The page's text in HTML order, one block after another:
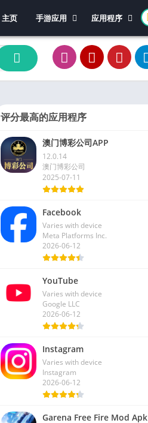
主页
手游应用
休闲游戏
冒险游戏
教育游戏
角色扮演
文字游戏
竞速游戏
策略游戏
应用程序
体育
办公
评分最高的应用程序
澳门博彩公司APP
12.0.14
澳门博彩公司
2025-07-11
Facebook
Varies with device
Meta Platforms Inc.
2026-06-12
YouTube
Varies with device
Google LLC
2026-06-12
Instagram
Varies with device
Instagram
2026-06-12
Garena Free Fire Mod Apk